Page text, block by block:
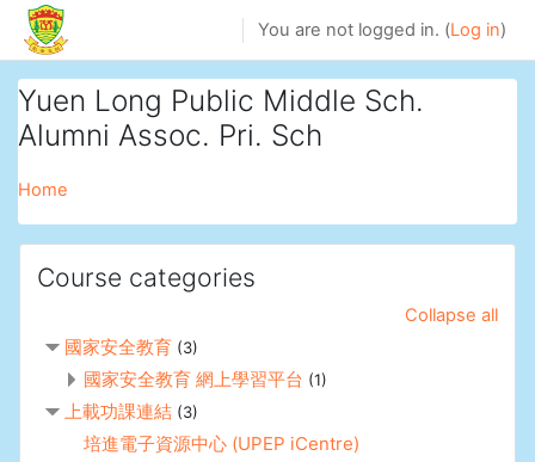
Skip to main content
You are not logged in. (Log in)
Yuen Long Public Middle Sch.
Alumni Assoc. Pri. Sch
Home
Course categories
Collapse all
國家安全教育 (3)
國家安全教育 網上學習平台 (1)
上載功課連結 (3)
培進電子資源中心 (UPEP iCentre)